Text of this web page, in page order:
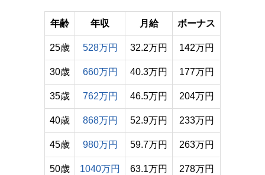
年齢 年収 月給 ボーナス
25歳 528万円 32.2万円 142万円
30歳 660万円 40.3万円 177万円
35歳 762万円 46.5万円 204万円
40歳 868万円 52.9万円 233万円
45歳 980万円 59.7万円 263万円
50歳 1040万円 63.1万円 278万円